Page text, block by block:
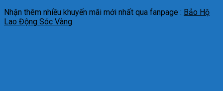
Nhận thêm nhiều khuyến mãi mới nhất qua fanpage : Bảo Hộ
Lao Động Sóc Vàng